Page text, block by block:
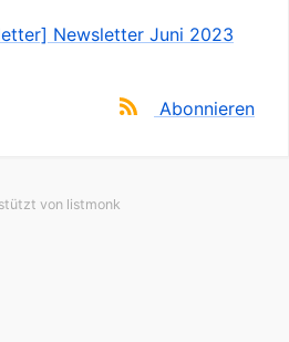
Newsletter Juni 2023
Abonnieren
von listmonk